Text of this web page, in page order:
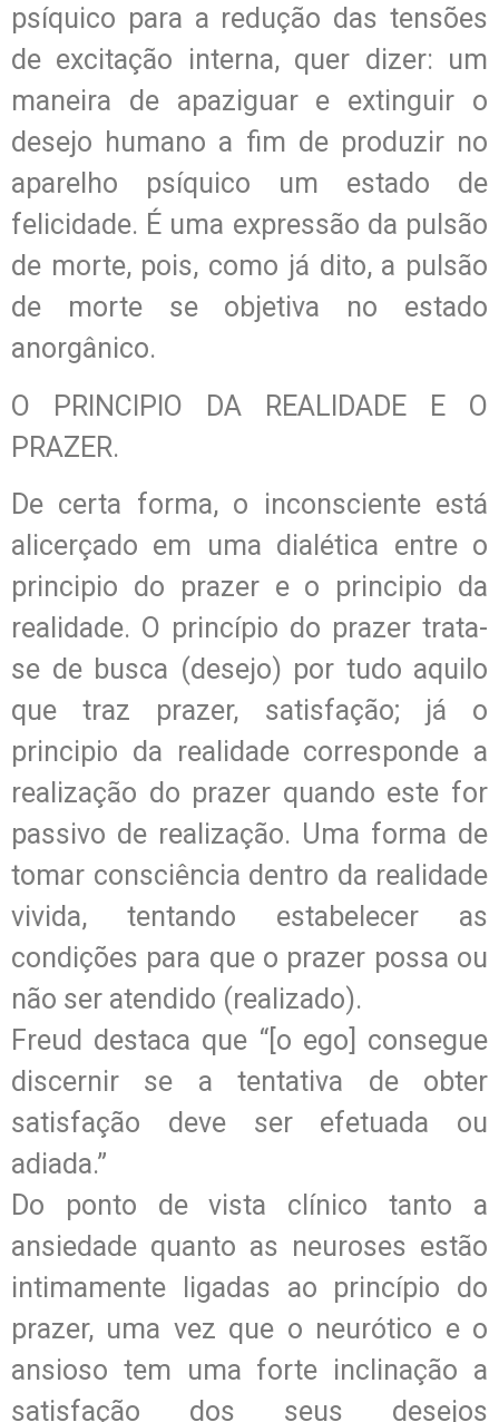
psíquico para a redução das tensões
de excitação interna, quer dizer: um
maneira de apaziguar e extinguir o
desejo humano a fim de produzir no
aparelho psíquico um estado de
felicidade. É uma expressão da pulsão
de morte, pois, como já dito, a pulsão
de morte se objetiva no estado
anorgânico.
O PRINCIPIO DA REALIDADE E O
PRAZER.
De certa forma, o inconsciente está
alicerçado em uma dialética entre o
principio do prazer e o principio da
realidade. O princípio do prazer trata-
se de busca (desejo) por tudo aquilo
que traz prazer, satisfação; já o
principio da realidade corresponde a
realização do prazer quando este for
passivo de realização. Uma forma de
tomar consciência dentro da realidade
vivida, tentando estabelecer as
condições para que o prazer possa ou
não ser atendido (realizado).
Freud destaca que “[o ego] consegue
discernir se a tentativa de obter
satisfação deve ser efetuada ou
adiada.”
Do ponto de vista clínico tanto a
ansiedade quanto as neuroses estão
intimamente ligadas ao princípio do
prazer, uma vez que o neurótico e o
ansioso tem uma forte inclinação a
satisfação dos seus desejos